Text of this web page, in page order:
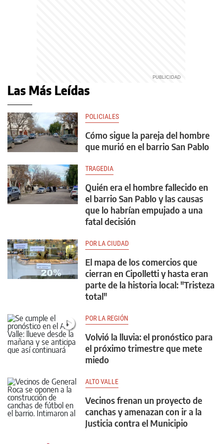
Las Más Leídas
POLICIALES
Cómo sigue la pareja del hombre
que murió en el barrio San Pablo
TRAGEDIA
Quién era el hombre fallecido en
el barrio San Pablo y las causas
que lo habrían empujado a una
fatal decisión
POR LA CIUDAD
El mapa de los comercios que
cierran en Cipolletti y hasta eran
parte de la historia local: "Tristeza
total"
POR LA REGIÓN
Volvió la lluvia: el pronóstico para
el próximo trimestre que mete
miedo
ALTO VALLE
Vecinos frenan un proyecto de
canchas y amenazan con ir a la
Justicia contra el Municipio